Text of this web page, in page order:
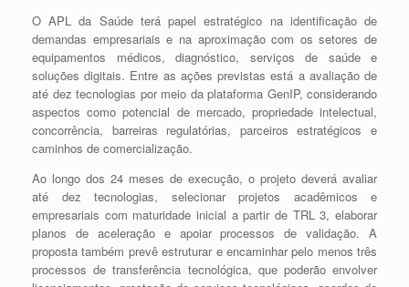
O APL da Saúde terá papel estratégico na identificação de
demandas empresariais e na aproximação com os setores de
equipamentos médicos, diagnóstico, serviços de saúde e
soluções digitais. Entre as ações previstas está a avaliação de
até dez tecnologias por meio da plataforma GenIP, considerando
aspectos como potencial de mercado, propriedade intelectual,
concorrência, barreiras regulatórias, parceiros estratégicos e
caminhos de comercialização.
Ao longo dos 24 meses de execução, o projeto deverá avaliar
até dez tecnologias, selecionar projetos acadêmicos e
empresariais com maturidade inicial a partir de TRL 3, elaborar
planos de aceleração e apoiar processos de validação. A
proposta também prevê estruturar e encaminhar pelo menos três
processos de transferência tecnológica, que poderão envolver